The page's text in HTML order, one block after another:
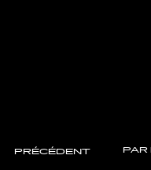
PAR
PRÉCÉDENT